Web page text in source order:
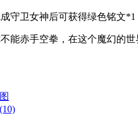
守卫女神后可获得绿色铭文
能赤手空拳，在这个魔幻的
(10)